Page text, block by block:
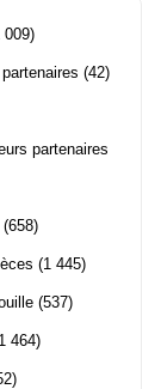
009)
(42)
partenaires
(658)
(1 445)
(537)
464)